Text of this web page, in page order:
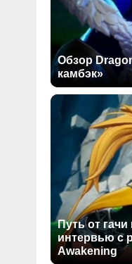
Обзор
камбэк»
Путь от
интервью с
Awakening